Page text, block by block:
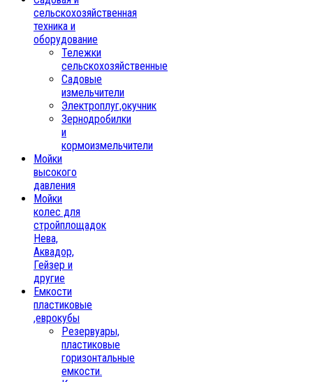
сельскохозяйственная
техника и
оборудование
Тележки
сельскохозяйственные
Садовые
измельчители
Электроплуг,окучник
Зернодробилки
и
кормоизмельчители
Мойки
высокого
давления
Мойки
колес для
стройплощадок
Нева,
Аквадор,
Гейзер и
другие
Емкости
пластиковые
,еврокубы
Резервуары,
пластиковые
горизонтальные
емкости.